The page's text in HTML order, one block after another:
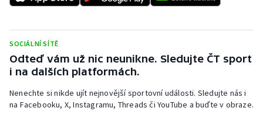
Triatlon
Veslování
Vodní slalom
SOCIÁLNÍ SÍTĚ
Odteď vám už nic neunikne. Sledujte ČT sport
i na dalších platformách.
Nenechte si nikde ujít nejnovější sportovní události. Sledujte nás i
na Facebooku, X, Instagramu, Threads či YouTube a buďte v obraze.